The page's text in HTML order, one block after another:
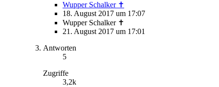
Wupper Schalker ✝
18. August 2017 um 17:07
Wupper Schalker ✝
21. August 2017 um 17:01
Antworten
5
Zugriffe
3,2k